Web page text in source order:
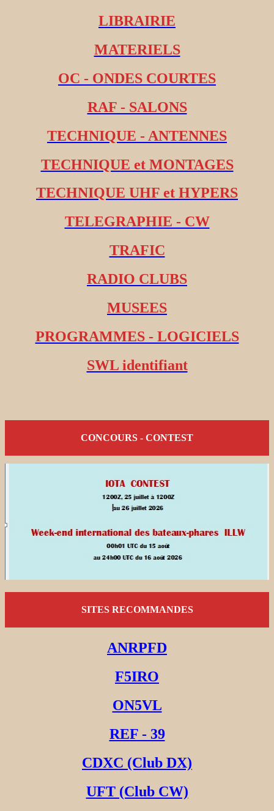
LIBRAIRIE
MATERIELS
OC - ONDES COURTES
RAF - SALONS
TECHNIQUE - ANTENNES
TECHNIQUE et MONTAGES
TECHNIQUE UHF et HYPERS
TELEGRAPHIE - CW
TRAFIC
RADIO CLUBS
MUSEES
PROGRAMMES - LOGICIELS
SWL identifiant
CONCOURS - CONTEST
SITES RECOMMANDES
ANRPFD
F5IRO
ON5VL
REF - 39
CDXC (Club DX)
UFT (Club CW)